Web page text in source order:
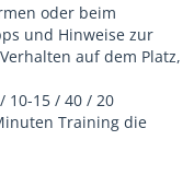
oder beim
und Hinweise zur
auf dem Platz,
10-15 / 40 / 20
Training die